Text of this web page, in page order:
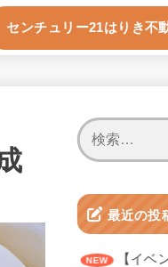
センチュリー21はりき不
最近の投
【イベ